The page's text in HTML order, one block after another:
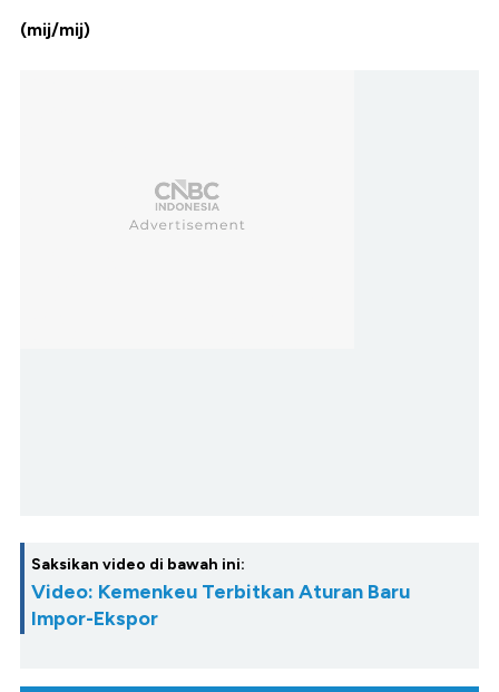
(mij/mij)
Saksikan video di bawah ini:
Video: Kemenkeu Terbitkan Aturan Baru
Impor-Ekspor